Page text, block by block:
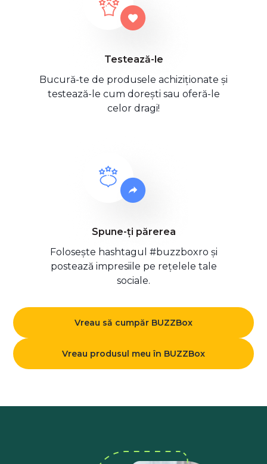
Testează-le
Bucură-te de produsele achiziționate și
testează-le cum dorești sau oferă-le
celor dragi!
Spune-ți părerea
Folosește hashtagul #buzzboxro și
postează impresiile pe rețelele tale
sociale.
Vreau să cumpăr BUZZBox
Vreau produsul meu în BUZZBox